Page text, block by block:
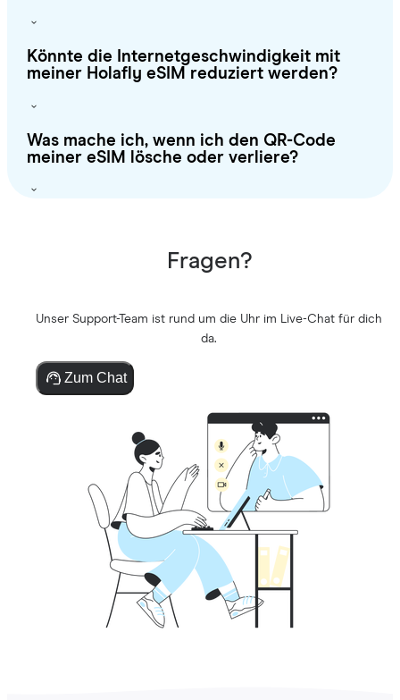
Könnte die Internetgeschwindigkeit mit
meiner Holafly eSIM reduziert werden?
Was mache ich, wenn ich den QR-Code
meiner eSIM lösche oder verliere?
Fragen?
Unser Support-Team ist rund um die Uhr im Live-Chat für dich
da.
Zum Chat